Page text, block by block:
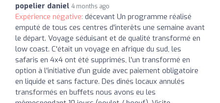
popelier daniel 4 months ago
Expérience négative: décevant Un programme réalisé
emputé de tous ces centres d'interêts une semaine avant
le départ. Voyage séduisant et de qualité transformé en
low coast. C'était un voyage en afrique du sud, les
safaris en 4x4 ont été supprimés, l'un transformé en
option à l'initiative d'un guide avec paiement obligatoire
en liquide et sans facture. Des dînés locaux annulés
transformés en buffets nous avons eu les